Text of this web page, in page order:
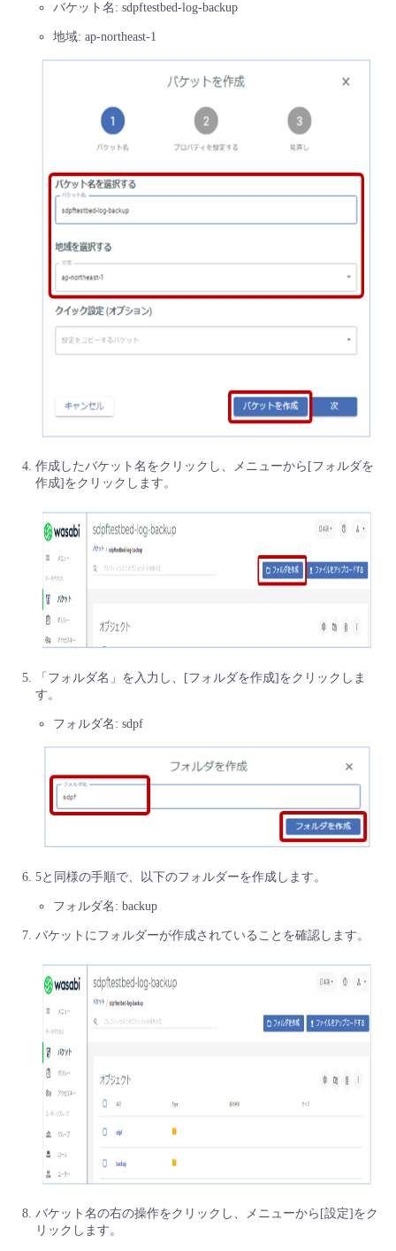
バケット名: sdpftestbed-log-backup
地域: ap-northeast-1
作成したバケット名をクリックし、メニューから[フォルダを
作成]をクリックします。
「フォルダ名」を入力し、[フォルダを作成]をクリックしま
す。
フォルダ名: sdpf
5と同様の手順で、以下のフォルダーを作成します。
フォルダ名: backup
バケットにフォルダーが作成されていることを確認します。
バケット名の右の操作をクリックし、メニューから[設定]をク
リックします。